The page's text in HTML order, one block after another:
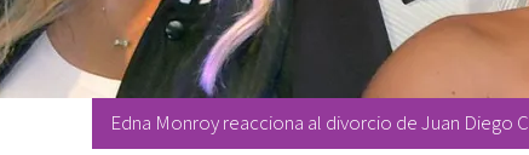
Edna Monroy reacciona al divorcio de Juan